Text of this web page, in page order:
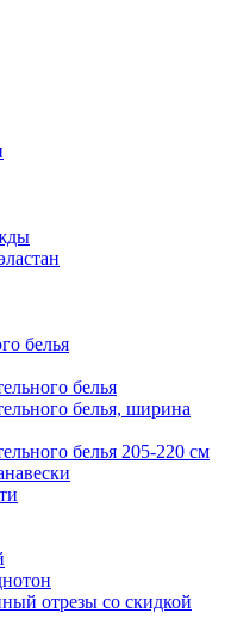
белья
белья
белья, ширина
белья 205-220 см
отрезы со скидкой